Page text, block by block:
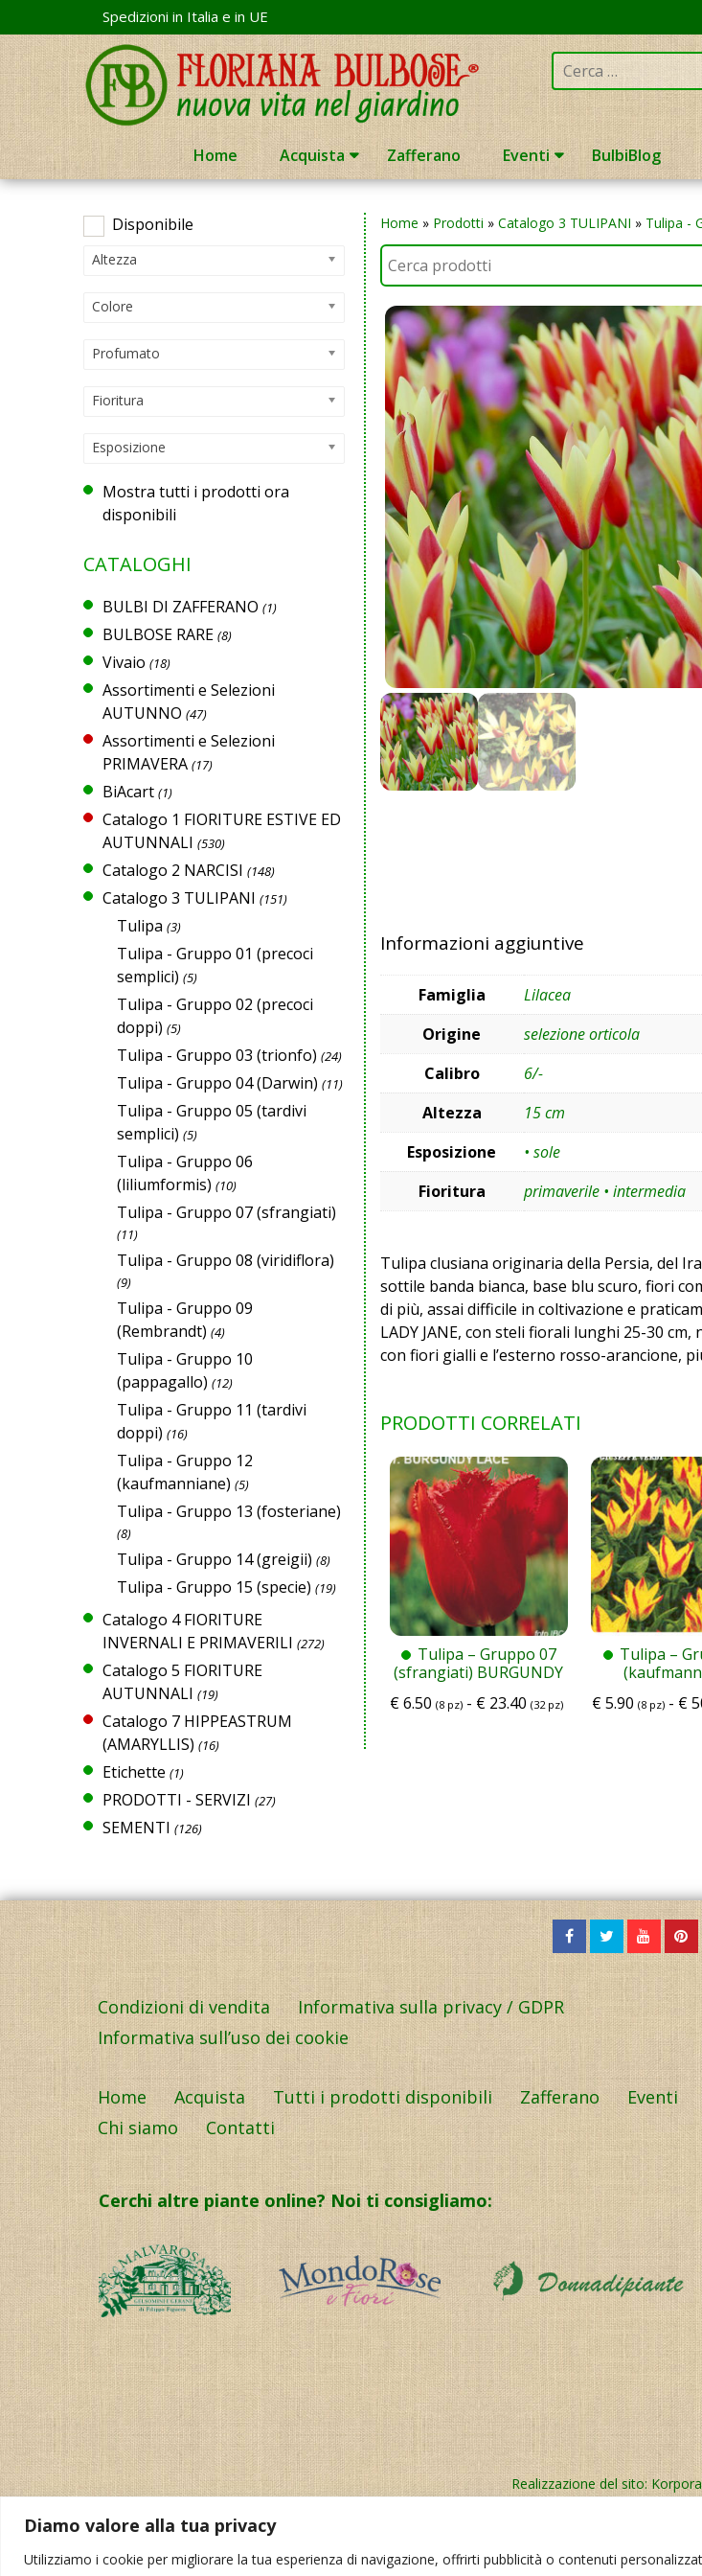
Diamo valore alla tua privacy
Utilizziamo i cookie per migliorare la tua esperienza di navigazione, offrirti pubblicità o contenuti
to
content
Spedizioni in Italia e in UE
Cerca:
Home Acquista Zafferano Eventi BulbiBlog
Home » Prodotti » Catalogo 3 TULIPANI » Tulipa -
Informazioni aggiuntive
Famiglia
Lilacea
Origine
selezione orticola
Calibro
6/-
Altezza
15 cm
Esposizione
• sole
Fioritura
primaverile • intermedia
Tulipa clusiana originaria della Persia, del
sottile banda bianca, base blu scuro, fiori
di più, assai difficile in coltivazione e
LADY JANE, con steli fiorali lunghi 25-30
con fiori gialli e l’esterno rosso-arancione,
PRODOTTI CORRELATI
Tulipa – Gruppo 07
(sfrangiati) BURGUNDY
€6.50 (8 pz)- €23.40 (32 pz)
Tulipa –
€5.90 (8 pz)- €
Disponibile
Altezza
Colore
Profumato
Fioritura
Esposizione
Mostra tutti i prodotti ora
disponibili
CATALOGHI
BULBI DI ZAFFERANO (1)
BULBOSE RARE (8)
Vivaio (18)
Assortimenti e Selezioni
AUTUNNO (47)
Assortimenti e Selezioni
PRIMAVERA (17)
BiAcart (1)
Catalogo 1 FIORITURE ESTIVE ED
AUTUNNALI (530)
Catalogo 2 NARCISI (148)
Catalogo 3 TULIPANI (151)
Tulipa (3)
Tulipa - Gruppo 01 (precoci
semplici) (5)
Tulipa - Gruppo 02 (precoci
doppi) (5)
Tulipa - Gruppo 03 (trionfo) (24)
Tulipa - Gruppo 04 (Darwin) (11)
Tulipa - Gruppo 05 (tardivi
semplici) (5)
Tulipa - Gruppo 06
(liliumformis) (10)
Tulipa - Gruppo 07 (sfrangiati)
(11)
Tulipa - Gruppo 08 (viridiflora)
(9)
Tulipa - Gruppo 09
(Rembrandt) (4)
Tulipa - Gruppo 10
(pappagallo) (12)
Tulipa - Gruppo 11 (tardivi
doppi) (16)
Tulipa - Gruppo 12
(kaufmanniane) (5)
Tulipa - Gruppo 13 (fosteriane)
(8)
Tulipa - Gruppo 14 (greigii) (8)
Tulipa - Gruppo 15 (specie) (19)
Catalogo 4 FIORITURE
INVERNALI E PRIMAVERILI (272)
Catalogo 5 FIORITURE
AUTUNNALI (19)
Catalogo 7 HIPPEASTRUM
(AMARYLLIS) (16)
Etichette (1)
PRODOTTI - SERVIZI (27)
SEMENTI (126)
Condizioni di vendita
Informativa sulla privacy / GDPR
Informativa sull’uso dei cookie
Home Acquista Tutti i prodotti disponibili Zafferano Eventi
Chi siamo
Contatti
Cerchi altre piante online? Noi ti consigliamo:
Realizzazione del sito: